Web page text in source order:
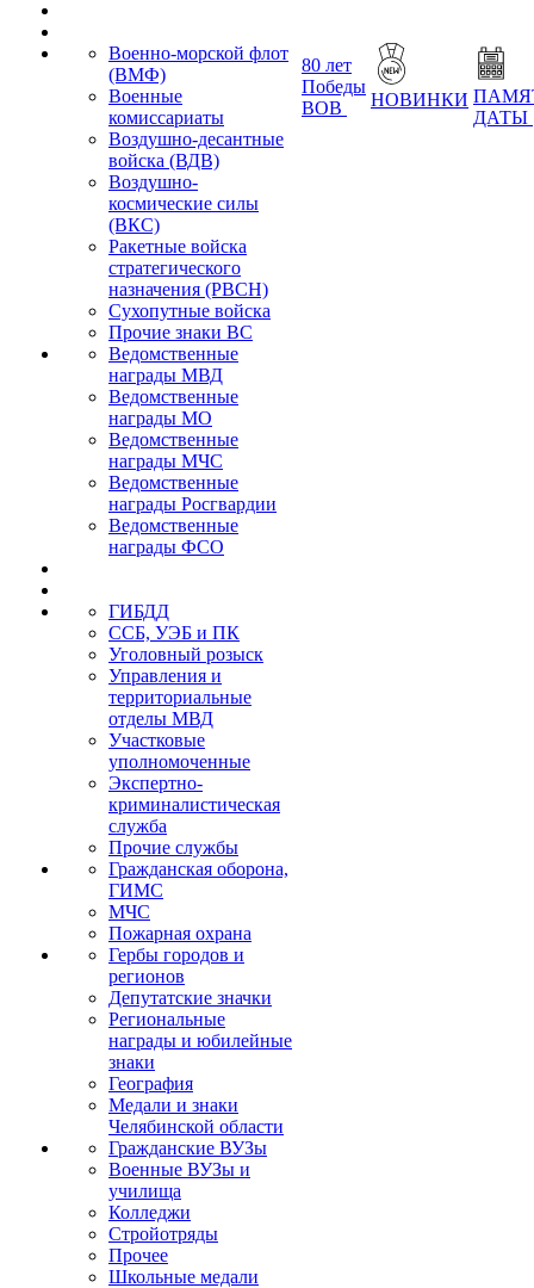
Военно-морской флот
(ВМФ)
Военные
комиссариаты
Воздушно-десантные
войска (ВДВ)
Воздушно-
космические силы
(ВКС)
Ракетные войска
стратегического
назначения (РВСН)
Сухопутные войска
Прочие знаки ВС
Ведомственные
награды МВД
Ведомственные
награды МО
Ведомственные
награды МЧС
Ведомственные
награды Росгвардии
Ведомственные
награды ФСО
ГИБДД
ССБ, УЭБ и ПК
Уголовный розыск
Управления и
территориальные
отделы МВД
Участковые
уполномоченные
Экспертно-
криминалистическая
служба
Прочие службы
Гражданская оборона,
ГИМС
МЧС
Пожарная охрана
Гербы городов и
регионов
Депутатские значки
Региональные
награды и юбилейные
знаки
География
Медали и знаки
Челябинской области
Гражданские ВУЗы
Военные ВУЗы и
училища
Колледжи
Стройотряды
Прочее
Школьные медали
80 лет
Победы
ВОВ
НОВИНКИ
ДАТЫ